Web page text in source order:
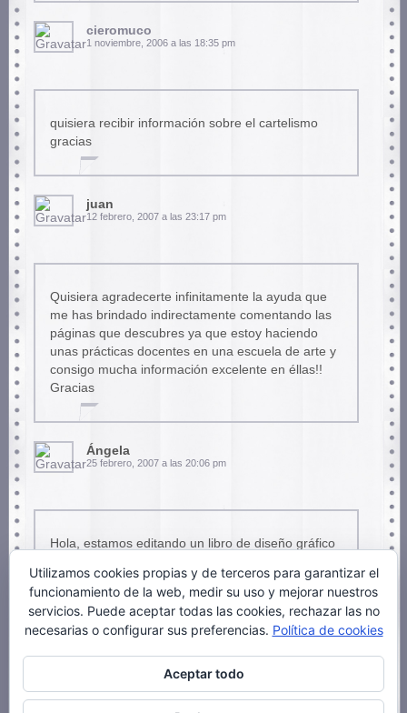
cieromuco
1 noviembre, 2006 a las 18:35 pm
quisiera recibir información sobre el cartelismo
gracias
juan
12 febrero, 2007 a las 23:17 pm
Quisiera agradecerte infinitamente la ayuda que
me has brindado indirectamente comentando las
páginas que descubres ya que estoy haciendo
unas prácticas docentes en una escuela de arte y
consigo mucha información excelente en éllas!!
Gracias
Ángela
25 febrero, 2007 a las 20:06 pm
Hola, estamos editando un libro de diseño gráfico
interesante para incluirlo, a ver si me podéis
poner en contacto con Olaf, Mutis…. muy buen
trabajo
23 abril, 2007 a las 18:00 pm
Utilizamos cookies propias y de terceros para garantizar el
funcionamiento de la web, medir su uso y mejorar nuestros
servicios. Puede aceptar todas las cookies, rechazar las no
necesarias o configurar sus preferencias. Política de cookies
Aceptar todo